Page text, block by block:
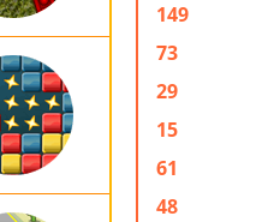
149
73
29
15
61
48